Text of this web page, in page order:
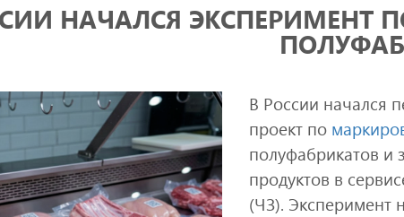
НАЧАЛСЯ ЭКСПЕРИМЕНТ
В России начался
проект по
полуфабрикатов и
продуктов в
(ЧЗ). Эксперимент